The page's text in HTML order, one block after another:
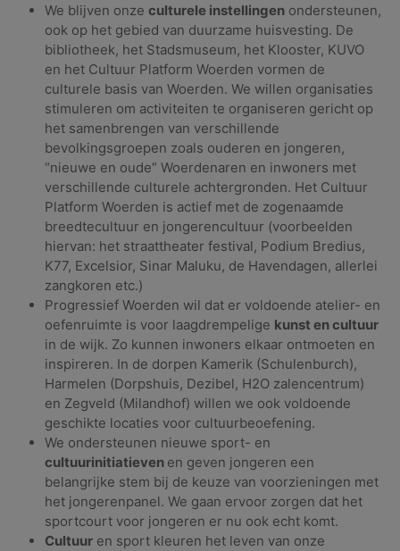
We blijven onze culturele instellingen ondersteunen,
ook op het gebied van duurzame huisvesting. De
bibliotheek, het Stadsmuseum, het Klooster, KUVO
en het Cultuur Platform Woerden vormen de
culturele basis van Woerden. We willen organisaties
stimuleren om activiteiten te organiseren gericht op
het samenbrengen van verschillende
bevolkingsgroepen zoals ouderen en jongeren,
“nieuwe en oude” Woerdenaren en inwoners met
verschillende culturele achtergronden. Het Cultuur
Platform Woerden is actief met de zogenaamde
breedtecultuur en jongerencultuur (voorbeelden
hiervan: het straattheater festival, Podium Bredius,
K77, Excelsior, Sinar Maluku, de Havendagen, allerlei
zangkoren etc.)
Progressief Woerden wil dat er voldoende atelier- en
oefenruimte is voor laagdrempelige kunst en cultuur
in de wijk. Zo kunnen inwoners elkaar ontmoeten en
inspireren. In de dorpen Kamerik (Schulenburch),
Harmelen (Dorpshuis, Dezibel, H2O zalencentrum)
en Zegveld (Milandhof) willen we ook voldoende
geschikte locaties voor cultuurbeoefening.
We ondersteunen nieuwe sport- en
cultuurinitiatieven en geven jongeren een
belangrijke stem bij de keuze van voorzieningen met
het jongerenpanel. We gaan ervoor zorgen dat het
sportcourt voor jongeren er nu ook echt komt.
Cultuur en sport kleuren het leven van onze